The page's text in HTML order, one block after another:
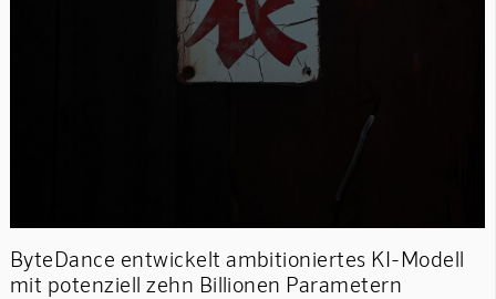
ByteDance entwickelt ambitioniertes KI-Modell
mit potenziell zehn Billionen Parametern